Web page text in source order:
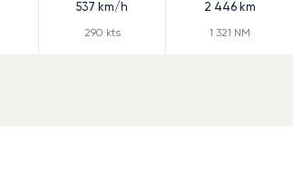
537 km/h
290 kts
2 446km
1 321 NM